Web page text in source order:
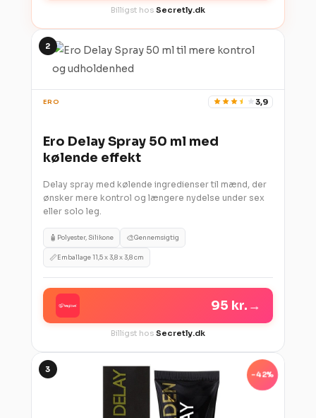
Billigst hos Secretly.dk
2
ERO 3,9
Ero Delay Spray 50 ml med
kølende effekt
Delay spray med kølende ingredienser til mænd, der
ønsker mere kontrol og længere nydelse under sex
eller solo leg.
🧴 Polyester, Silikone 🎨Gennemsigtig
📏Emballage 11,5 x 3,8 x 3,8 cm
95 kr. →
Billigst hos Secretly.dk
3
-42%